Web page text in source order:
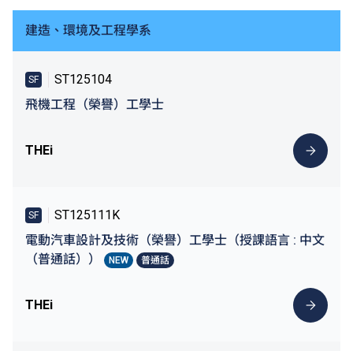
建造、環境及工程學系
SF
ST125104
飛機工程（榮譽）工學士
THEi
SF
ST125111K
電動汽車設計及技術（榮譽）工學士（授課語言 : 中文
（普通話））
NEW 普通話
THEi